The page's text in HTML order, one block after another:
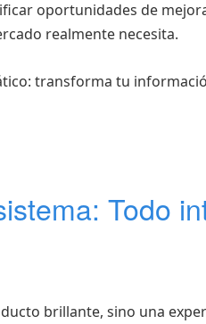
oportunidades de
realmente necesita.
transforma tu
Todo
brillante, sino una